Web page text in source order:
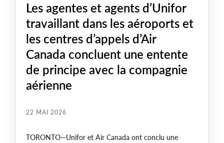
Les agentes et agents d’Unifor
travaillant dans les aéroports et
les centres d’appels d’Air
Canada concluent une entente
de principe avec la compagnie
aérienne
22 MAI 2026
TORONTO—Unifor et Air Canada ont conclu une